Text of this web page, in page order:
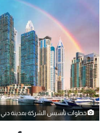
خطوات تأسيس الشركة بمدينة دبي